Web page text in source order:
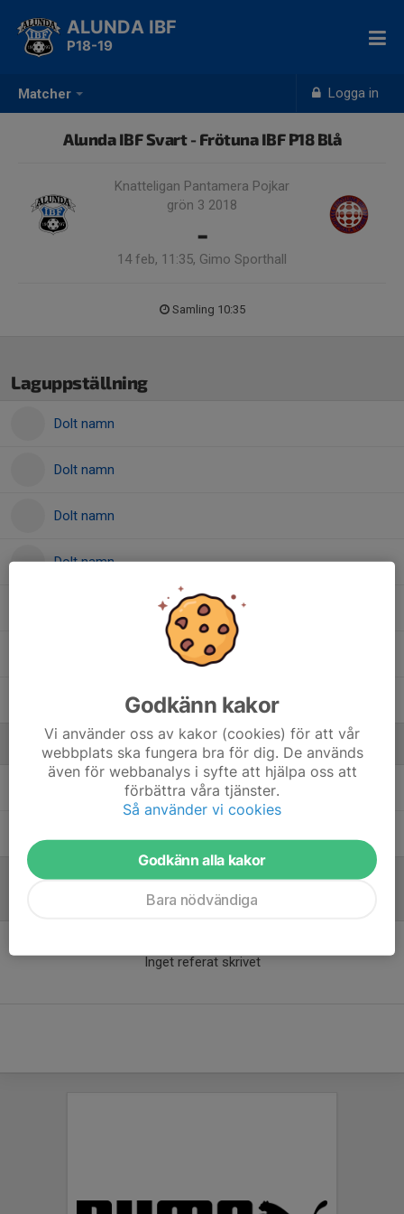
Matcher Logga in
ALUNDA IBF
P18-19
Alunda IBF Svart - Frötuna IBF P18 Blå
Knatteligan Pantamera Pojkar
grön 3 2018
-
14 feb, 11:35, Gimo Sporthall
Samling 10:35
Laguppställning
Dolt namn
Dolt namn
Dolt namn
Dolt namn
Ledare
Amanda ArmstrandTränare
Inget referat skrivet
Godkänn kakor
Vi använder oss av kakor (cookies) för att vår
webbplats ska fungera bra för dig. De används
även för webbanalys i syfte att hjälpa oss att
förbättra våra tjänster.
Så använder vi cookies
Godkänn alla kakor
Bara nödvändiga